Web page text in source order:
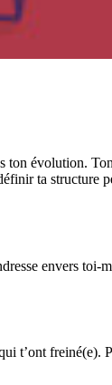
évolution.
ta structure
envers
t’ont